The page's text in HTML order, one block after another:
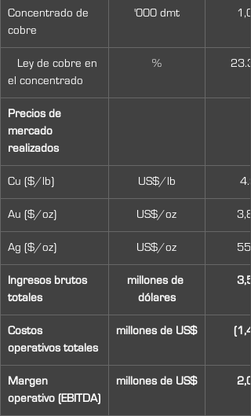
Concentrado de
cobre
'000 dmt
Ley de cobre en
el concentrado
%
Precios de
mercado
realizados
Cu ($/lb) US$/lb
Au ($/oz) US$/oz
Ag ($/oz) US$/oz
Ingresos brutos
totales
millones de
dólares
Costos
operativos totales
millones de US$
Margen
operativo (EBITDA)
millones de US$